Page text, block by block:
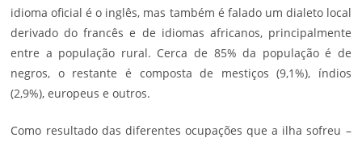
idioma oficial é o inglês, mas também é falado um dialeto local
derivado do francês e de idiomas africanos, principalmente
entre a população rural. Cerca de 85% da população é de
negros, o restante é composta de mestiços (9,1%), índios
(2,9%), europeus e outros.
Como resultado das diferentes ocupações que a ilha sofreu –